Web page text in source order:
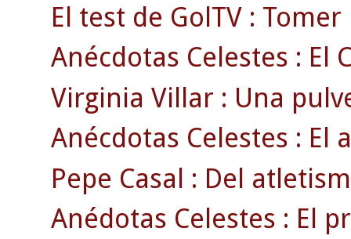
El test de GolTV :
Anécdotas Celestes : El
Virginia Villar : Una
Anécdotas Celestes : El
Pepe Casal : Del
Anédotas Celestes : El